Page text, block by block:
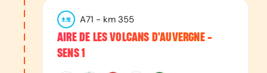
A71 - km 355
AIRE DE LES VOLCANS D'AUVERGNE -
SENS 1